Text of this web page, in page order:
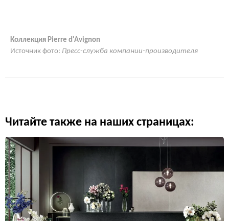
Коллекция Pierre d'Avignon
Источник фото: Пресс-служба компании-производителя
Читайте также на наших страницах: